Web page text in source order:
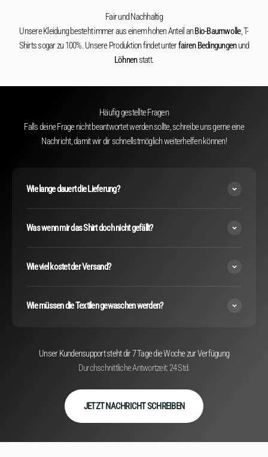
Fair und Nachhaltig
Unsere Kleidung besteht immer aus einem hohen Anteil anBio-Baumwolle, T-
Shirts sogar zu 100%. Unsere Produktion findet unterfairen Bedingungenund
Löhnenstatt.
Häufig gestellte Fragen
Falls deine Frage nicht beantwortet werden sollte, schreibe uns gerne eine
Nachricht, damit wir dir schnellstmöglich weiterhelfen können!
Wie lange dauert die Lieferung?
Was wenn mir das Shirt doch nicht gefällt?
Wie viel kostet der Versand?
Wie müssen die Textilen gewaschen werden?
Unser Kundensupport steht dir 7 Tage die Woche zur Verfügung
Durchschnittliche Antwortzeit: 24 Std.
JETZT NACHRICHT SCHREIBEN